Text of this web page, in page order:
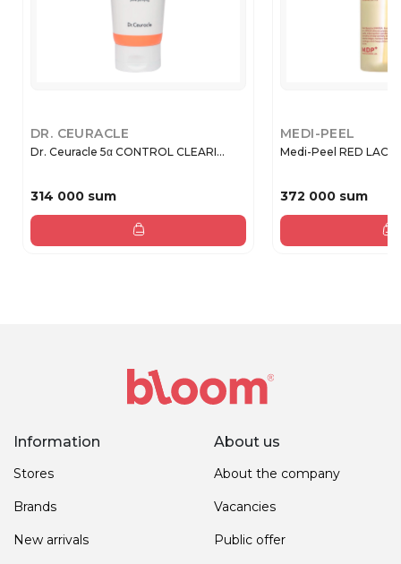
DR. CEURACLE
Dr. Ceuracle 5α CONTROL CLEARI...
314 000 sum
MEDI-PEEL
Medi-Peel RED
372 000 sum
Information
Stores
Brands
New arrivals
About us
About the company
Vacancies
Public offer